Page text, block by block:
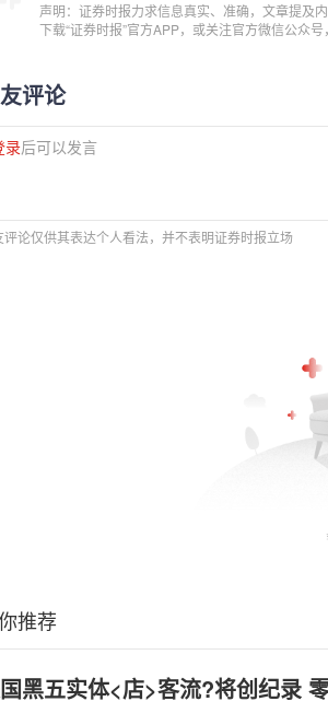
声明：证券时报力求信息真实、准确，文章提及
下载“证券时报”官方APP，或关注官方微信公众
评论
录后可以发言
评论仅供其表达个人看法，并不表明证券时报立场
推荐
黑五实体<店>客流?将创纪录